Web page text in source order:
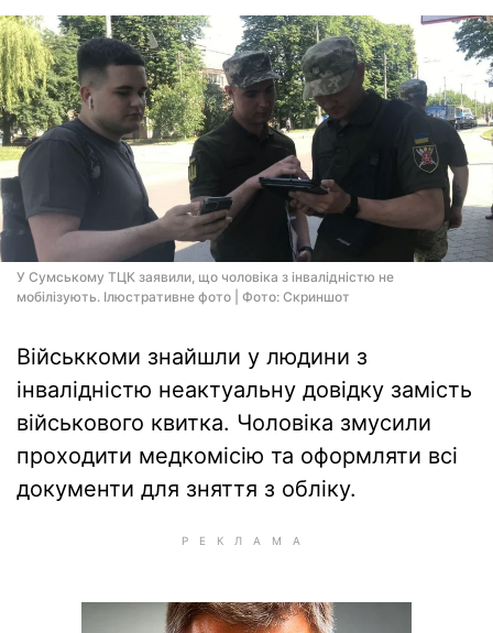
У Сумському ТЦК заявили, що чоловіка з інвалідністю не
мобілізують. Ілюстративне фото | Фото: Скриншот
Військкоми знайшли у людини з
інвалідністю неактуальну довідку замість
військового квитка. Чоловіка змусили
проходити медкомісію та оформляти всі
документи для зняття з обліку.